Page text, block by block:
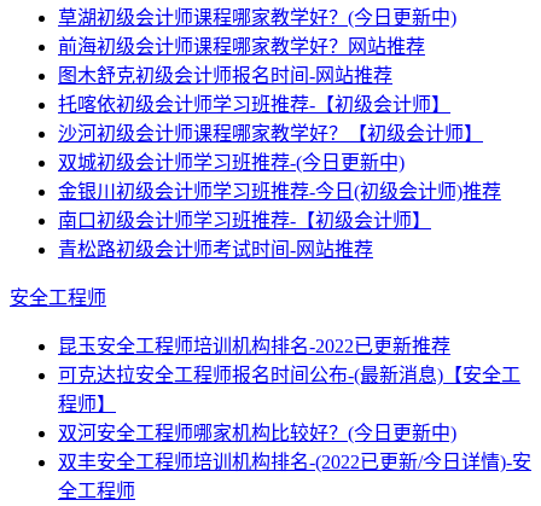
草湖初级会计师课程哪家教学好？(今日更新中)
前海初级会计师课程哪家教学好？网站推荐
图木舒克初级会计师报名时间-网站推荐
托喀依初级会计师学习班推荐-【初级会计师】
沙河初级会计师课程哪家教学好？【初级会计师】
双城初级会计师学习班推荐-(今日更新中)
金银川初级会计师学习班推荐-今日(初级会计师)推荐
南口初级会计师学习班推荐-【初级会计师】
青松路初级会计师考试时间-网站推荐
安全工程师
昆玉安全工程师培训机构排名-2022已更新推荐
可克达拉安全工程师报名时间公布-(最新消息)【安全工
程师】
双河安全工程师哪家机构比较好？(今日更新中)
双丰安全工程师培训机构排名-(2022已更新/今日详情)-安
全工程师